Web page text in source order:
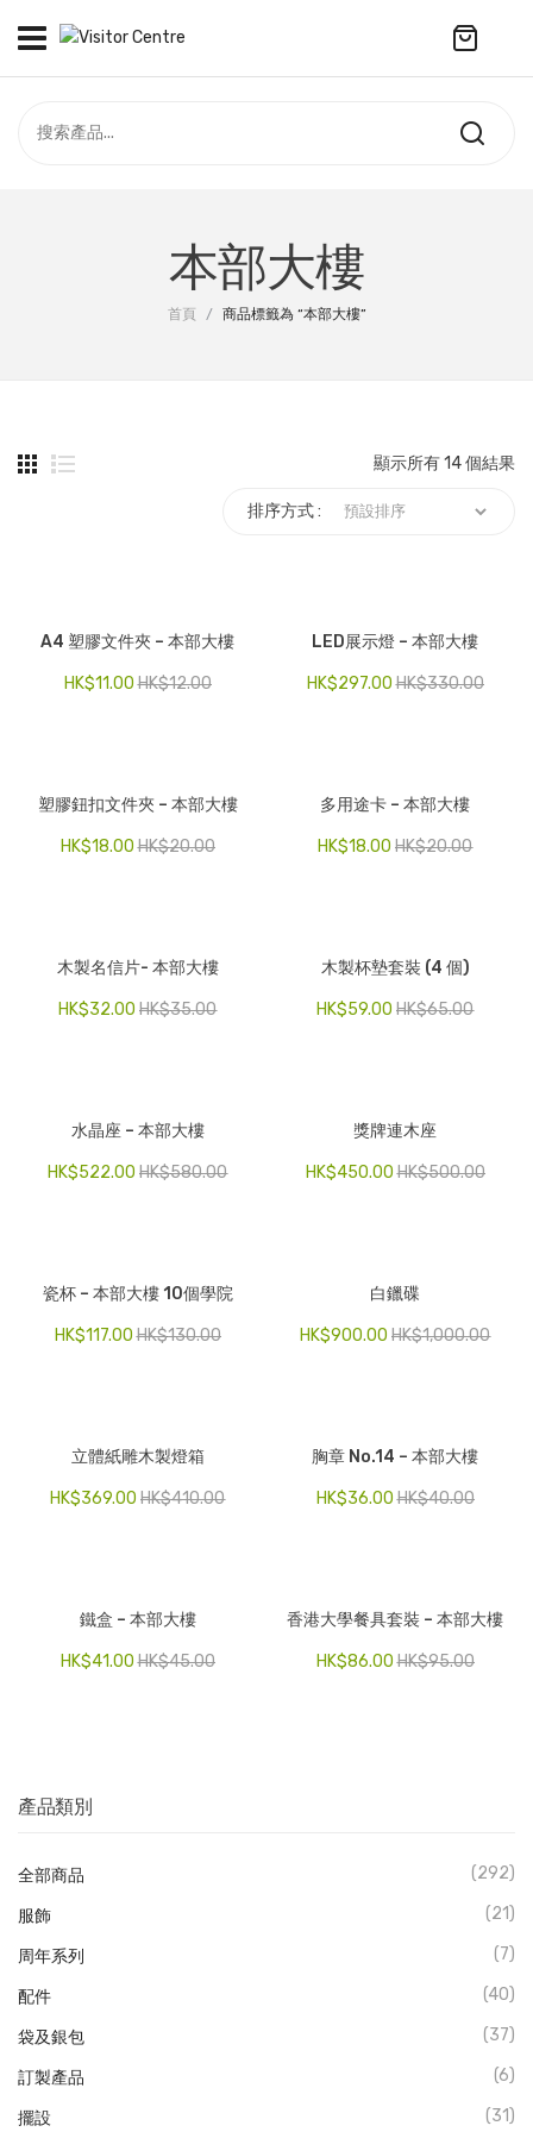
合作社
訂製產品
童裝系列
其他
玩具
本部大樓
首頁 / 商品標籤為 “本部大樓”
產品類別
全部商品 (292)
服飾 (21)
周年系列 (7)
配件 (40)
袋及銀包 (37)
訂製產品 (6)
擺設 (31)
顯示所有 14 個結果
排序方式 :
A4 塑膠文件夾 – 本部大樓
HK$12.00
HK$11.00
LED展示燈 – 本部大樓
HK$330.00
HK$297.00
塑膠鈕扣文件夾 – 本部大樓
HK$20.00
HK$18.00
多用途卡 – 本部大樓
HK$20.00
HK$18.00
木製名信片- 本部大樓
HK$35.00
HK$32.00
木製杯墊套裝 (4 個)
HK$65.00
HK$59.00
水晶座 – 本部大樓
HK$580.00
HK$522.00
獎牌連木座
HK$500.00
HK$450.00
瓷杯 – 本部大樓 10個學院
HK$130.00
HK$117.00
白鑞碟
HK$1,000.00
HK$900.00
立體紙雕木製燈箱
HK$410.00
HK$369.00
胸章 No.14 – 本部大樓
HK$40.00
HK$36.00
鐵盒 – 本部大樓
HK$45.00
HK$41.00
香港大學餐具套裝 – 本部大樓
HK$95.00
HK$86.00